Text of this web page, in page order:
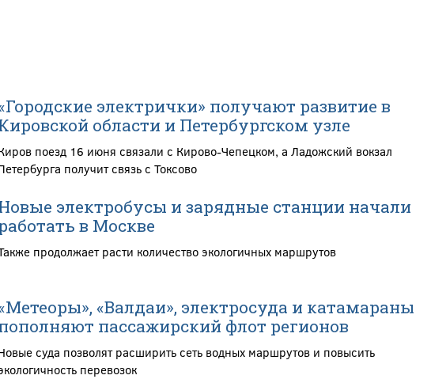
электрички» получают развитие в
области и Петербургском узле
поезд 16 июня связали с Кирово-Чепецком, а Ладожский вокзал
получит связь с Токсово
электробусы и зарядные станции начали
в Москве
продолжает расти количество экологичных маршрутов
«Валдаи», электросуда и катамараны
пассажирский флот регионов
суда позволят расширить сеть водных маршрутов и повысить
перевозок